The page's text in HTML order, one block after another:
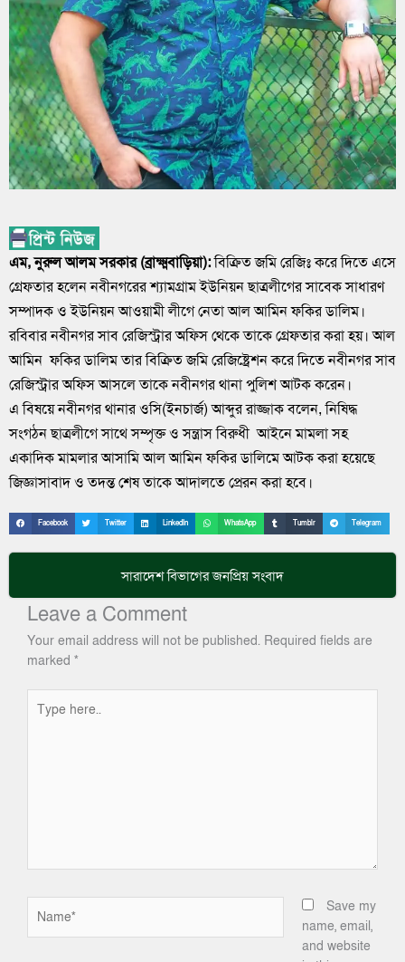
এম, নুরুল আলম সরকার (ব্রাক্ষ্মবাড়িয়া):বিক্রিত জমি রেজিঃ করে দিতে এসে
গ্রেফতার হলেন নবীনগরের শ্যামগ্রাম ইউনিয়ন ছাত্রলীগের সাবেক সাধারণ
সম্পাদক ও ইউনিয়ন আওয়ামী লীগে নেতা আল আমিন ফকির ডালিম।
রবিবার নবীনগর সাব রেজিস্ট্রার অফিস থেকে তাকে গ্রেফতার করা হয়। আল
আমিন ফকির ডালিম তার বিক্রিত জমি রেজিষ্ট্রেশন করে দিতে নবীনগর সাব
রেজিস্ট্রার অফিস আসলে তাকে নবীনগর থানা পুলিশ আটক করেন।
এ বিষয়ে নবীনগর থানার ওসি(ইনচার্জ) আব্দুর রাজ্জাক বলেন, নিষিদ্ধ
সংগঠন ছাত্রলীগে সাথে সম্পৃক্ত ও সন্ত্রাস বিরুধী আইনে মামলা সহ
একাদিক মামলার আসামি আল আমিন ফকির ডালিমে আটক করা হয়েছে
জিজ্ঞাসাবাদ ও তদন্ত শেষ তাকে আদালতে প্রেরন করা হবে।
Facebook Twitter LinkedIn WhatsApp Tumblr Telegram
সারাদেশবিভাগের জনপ্রিয় সংবাদ
Leave a Comment
Your email address will not be published. Required fields are
marked *
here..
Save my
name, email,
and website